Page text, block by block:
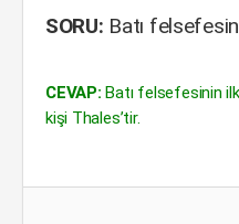
SORU: Batı
CEVAP: Batı felsefesinin
kişi Thales’tir.